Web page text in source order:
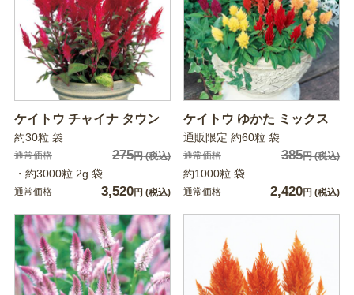
ケイトウ チャイナ タウン
約30粒 袋
通常価格 275円(税込)
・約3000粒 2g 袋
通常価格 3,520円 (税込)
ケイトウ ゆかた ミックス
通販限定 約60粒 袋
通常価格 385円(税込)
約1000粒 袋
通常価格 2,420円 (税込)